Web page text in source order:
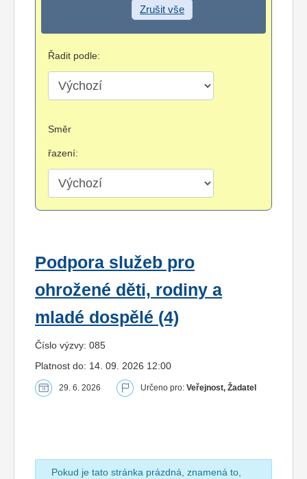
Zrušit vše
Řadit podle:
Směr
řazení:
Podpora služeb pro
ohrožené děti, rodiny a
mladé dospělé (4)
Číslo výzvy: 085
Platnost do: 14. 09. 2026 12:00
29. 6. 2026 Určeno pro: Veřejnost, Žadatel
Pokud je tato stránka prázdná, znamená to,